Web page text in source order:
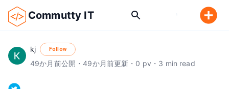
Commutty IT
kj Follow
49か月前公開 ・49か月前更新 ・ 0 pv ・ 3 min read